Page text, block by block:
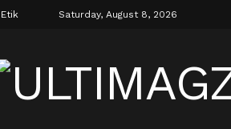
Saturday, August 8, 2026